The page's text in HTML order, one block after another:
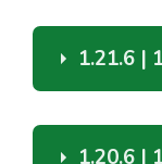
1.21.6 |
1.20.6 |